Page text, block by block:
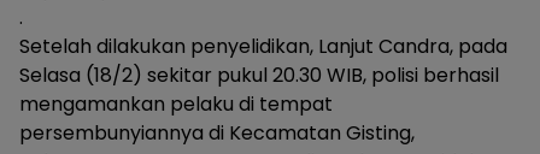
.
Setelah dilakukan penyelidikan, Lanjut Candra, pada
Selasa (18/2) sekitar pukul 20.30 WIB, polisi berhasil
mengamankan pelaku di tempat
persembunyiannya di Kecamatan Gisting,